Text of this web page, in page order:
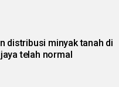
distribusi minyak tanah di
telah normal